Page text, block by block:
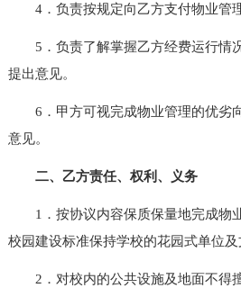
4．负责按规定向乙方支付物业管理
5．负责了解掌握乙方经费运行情
提出意见。
6．甲方可视完成物业管理的优劣
意见。
二、乙方责任、权利、义务
1．按协议内容保质保量地完成物
校园建设标准保持学校的花园式单位及
2．对校内的公共设施及地面不得